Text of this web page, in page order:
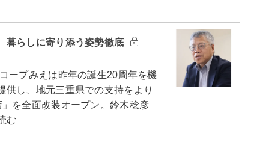
らしに寄り添う姿勢徹底
プみえは昨年の誕生20周年を機
供し、地元三重県での支持をより
を全面改装オープン。鈴木稔彦
む